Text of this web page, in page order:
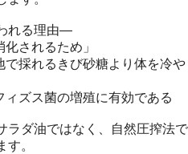
れる理由―
されるため」
採れるきび砂糖より体を冷や
ズス菌の増殖に有効である
ダ油ではなく、自然圧搾法で
。